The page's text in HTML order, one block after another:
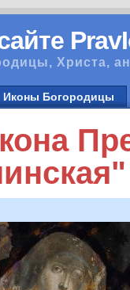
Христа,
Иконы Богородицы